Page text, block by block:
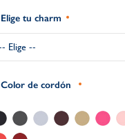
Elige tu charm
Color de cordón